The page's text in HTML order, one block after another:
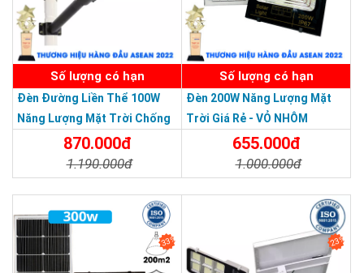
SẢN PHẨM DỊCH VỤ CHẤT LƯỢNG ASEAN 2019
Số lượng có hạn
Đèn Đường Liền Thể 100W
Năng Lượng Mặt Trời Chống
Nước Giá Rẻ870.000đ
1.190.000đ
Số lượng có hạn
Đèn 200W Năng Lượng Mặt
Trời Giá Rẻ - VỎ NHÔM
655.000đ
1.000.000đ
33% 23%